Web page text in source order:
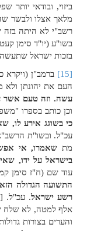
ביזוי, ובודאי
מלאך אצלו ולבשר
רשב"י לא היתה בזה
בשו"ע (יו"ד סימן
בזכות ישראל
[15]
ברמב"ן (ויקרא
העם את יהונתן ולא
עשה. וזה טעם אשר
וכן כותב בספרו
כי בשוגג אירע לו,
עכ"ל. ובשו"ת
מת שאמרו, אי
בישראל על ידו,
עוד שם (ח"ז סימן
התשועה הגדולה
רשע ישראל. עכ"ל.
אלף למטה, לא שלח
והערים בצורות